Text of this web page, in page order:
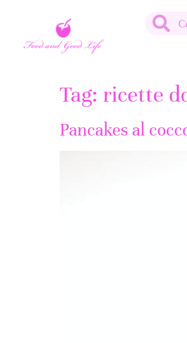
Tag: ricette
Pancakes al